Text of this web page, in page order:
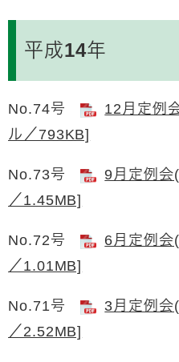
平成14年
No.74号
12月定例
ル／793KB]
No.73号
9月定例会
／1.45MB]
No.72号
6月定例会
／1.01MB]
No.71号
3月定例会
／2.52MB]